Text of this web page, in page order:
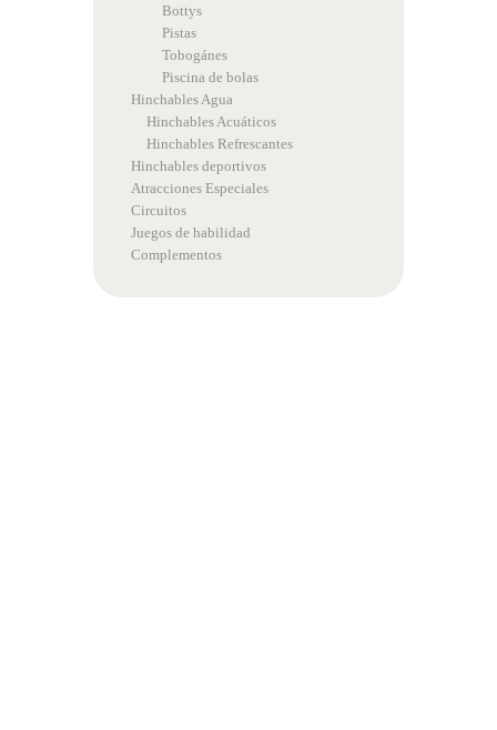
Bottys
Pistas
Tobogánes
Piscina de bolas
Hinchables Agua
Hinchables Acuáticos
Hinchables Refrescantes
Hinchables deportivos
Atracciones Especiales
Circuitos
Juegos de habilidad
Complementos